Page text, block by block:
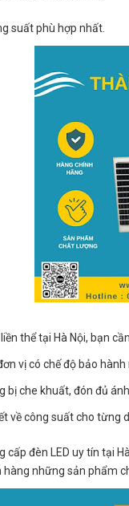
suất phù hợp nhất.
thể tại Hà Nội, bạn
vị có chế độ bảo
bị che khuất, đón đủ
về công suất cho từng
đèn LED uy tín tại
những sản phẩm